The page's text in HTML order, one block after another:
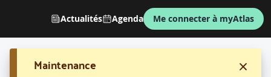
Actualités Agenda Me connecter à myAtlas
Maintenance